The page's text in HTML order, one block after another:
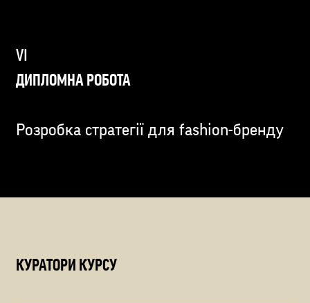
ДИПЛОМНА РОБОТА
Розробка стратегії для fashion-бренду
КУРАТОРИ КУРСУ